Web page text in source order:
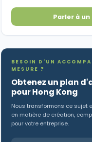
Parler à
BESOIN D'UN
MESURE ?
Obtenez un plan
pour Hong Kong
Nous transformons ce sujet
en matière de création,
pour votre entreprise.